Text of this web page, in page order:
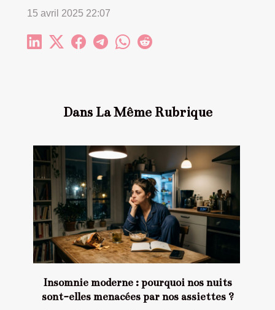
Dans La Même Rubrique
Insomnie moderne : pourquoi nos nuits
sont-elles menacées par nos assiettes ?
15 avril 2025 22:07